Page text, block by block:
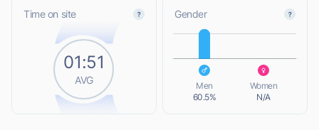
Time on site
01:51
AVG
Gender
Men
60.5%
Women
N/A